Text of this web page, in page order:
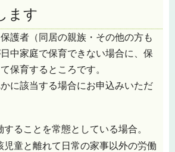
ます
護者（同居の親族・その他の方も
中家庭で保育できない場合に、保
保育するところです。
に該当する場合にお申込みいただ
することを常態としている場合。
児童と離れて日常の家事以外の労働